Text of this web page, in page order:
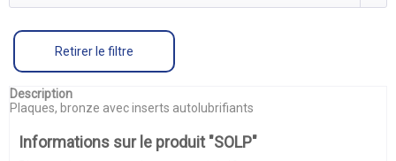
Retirer le filtre
Description
Plaques, bronze avec inserts autolubrifiants
Informations sur le produit "SOLP"